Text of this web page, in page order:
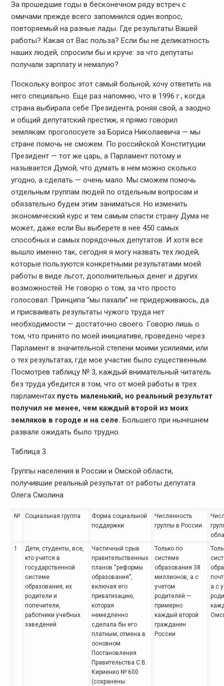
За прошедшие годы в бесконечном ряду встреч с
омичами прежде всего запомнился один вопрос,
повторяемый на разные лады. Где результаты Вашей
работы? Какая от Вас польза? Если бы не деликатность
наших людей, спросили бы и круче: за что депутаты
получали зарплату и немалую?
Поскольку вопрос этот самый больной, хочу ответить на
него специально. Еще раз напомню, что в 1996 г., когда
страна выбирала себе Президента, роняя свой, а заодно
и общий депутатский престиж, я прямо говорил
землякам: проголосуете за Бориса Николаевича — мы
стране помочь не сможем. По российской Конституции
Президент — тот же царь, а Парламент потому и
называется Думой, что думать в нем можно сколько
угодно, а сделать — очень мало. Мы сможем помочь
отдельным группам людей по отдельным вопросам и
обязательно будем этим заниматься. Но изменить
экономический курс и тем самым спасти страну Дума не
может, даже если Вы выберете в нее 450 самых
способных и самых порядочных депутатов. И хотя все
вышло именно так, сегодня я могу назвать тех людей,
которые пользуются конкретными результатами моей
работы в виде льгот, дополнительных денег и других
возможностей. Не говорю о том, за что просто
голосовал. Принципа “мы пахали” не придерживаюсь, да
и присваивать результаты чужого труда нет
необходимости — достаточно своего. Говорю лишь о
том, что принято по моей инициативе, проведено через
Парламент в значительной степени моими усилиями, или
о тех результатах, где мое участие было существенным.
Посмотрев таблицу № 3, каждый внимательный читатель
без труда убедится в том, что от моей работы в трех
парламентах пусть маленький, но реальный результат
получил не менее, чем каждый второй из моих
земляков в городе и на селе. Большего при нынешнем
развале ожидать было трудно.
Таблица 3.
Группы населения в России и Омской области,
получившие реальный результат от работы депутата
Олега Смолина
№ Социальная группа
Форма социальной
поддержки
Численность
группы в России
1
Дети, студенты, все,
кто учится в
государственной
системе
образования, их
родители и
попечители,
работники учебных
заведений
Частичный срыв
правительственных
планов “реформы
образования”,
включая его
приватизацию,
которая
немедленно
сделала бы его
платным; отмена в
основном
Постановления
Правительства С.В.
Кириенко № 600
(сохранены:
Только по
системе
образования 38
миллионов, а с
учетом
родителей —
примерно
каждый второй
гражданин
России
а с